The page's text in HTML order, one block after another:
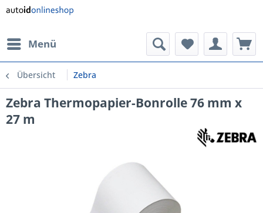
Menü
Übersicht Zebra
Zebra Thermopapier-Bonrolle 76 mm x
27 m